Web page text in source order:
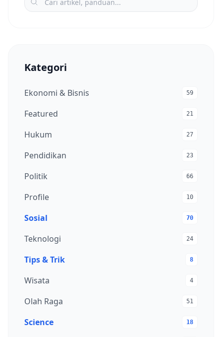
Kategori
Ekonomi & Bisnis 59
Featured 21
Hukum 27
Pendidikan 23
Politik 66
Profile 10
Sosial 70
Teknologi 24
Tips & Trik 8
Wisata 4
Olah Raga 51
Science 18